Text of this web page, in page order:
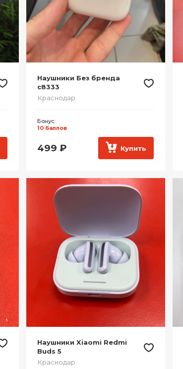
Наушники Без бренда
c8333
Краснодар
Бонус:
10 баллов
499 ₽ Купить
Наушники Xiaomi Redmi
Buds 5
Краснодар